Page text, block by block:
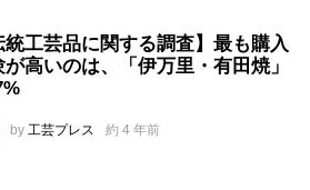
統工芸品に関する調査】最も購入
が高いのは、「伊万里・有田焼」
by 工芸プレス 約 4 年前